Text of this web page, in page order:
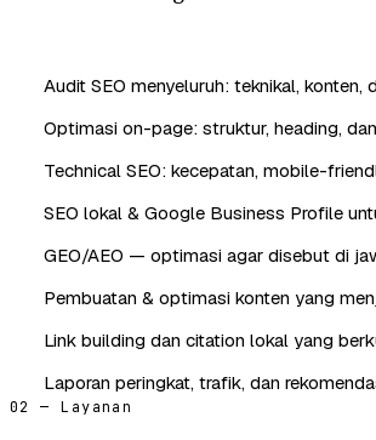
Audit SEO menyeluruh: teknikal, konten,
Optimasi on-page: struktur, heading,
Technical SEO: kecepatan, mobile-
SEO lokal & Google Business Profile
GEO/AEO — optimasi agar disebut di
Pembuatan & optimasi konten yang
Link building dan citation lokal yang
Laporan peringkat, trafik, dan
02 — Layanan